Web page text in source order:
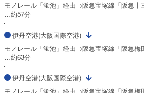
モノレール「蛍池」経由→阪急宝塚線「阪急十
…約57分
伊丹空港(大阪国際空港)
モノレール「蛍池」経由→阪急宝塚線「阪急梅
…約63分
伊丹空港(大阪国際空港)
モノレール「蛍池」経由→阪急宝塚線「阪急梅